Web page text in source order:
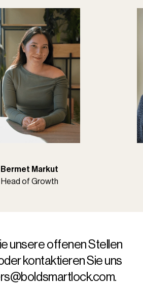
Bermet Markut
Head of Growth
unsere offenen Stellen
kontaktieren Sie uns